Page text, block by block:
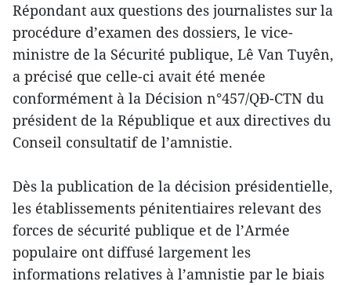
Répondant aux questions des journalistes sur la
procédure d’examen des dossiers, le vice-
ministre de la Sécurité publique, Lê Van Tuyên,
a précisé que celle-ci avait été menée
conformément à la Décision n°457/QĐ-CTN du
président de la République et aux directives du
Conseil consultatif de l’amnistie.
Dès la publication de la décision présidentielle,
les établissements pénitentiaires relevant des
forces de sécurité publique et de l’Armée
populaire ont diffusé largement les
informations relatives à l’amnistie par le biais